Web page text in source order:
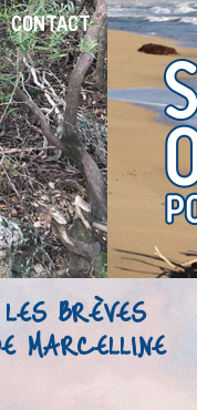
CONTACT
LES BRÈVES
MARCELLINE